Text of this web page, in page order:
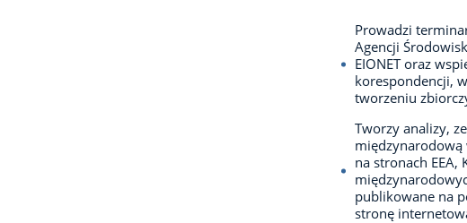
Prowadzi
Agencji
EIONET oraz
korespondencji,
tworzeniu
Tworzy analizy,
międzynarodową
na stronach
publikowane na
stronę